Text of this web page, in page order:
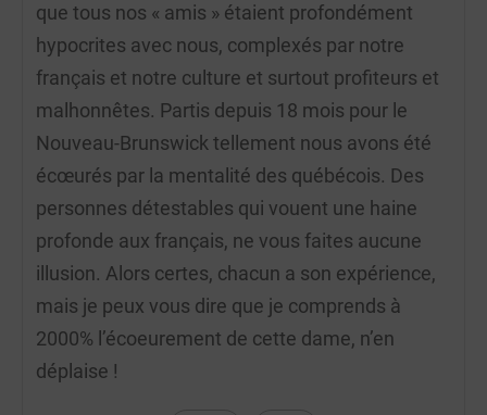
que tous nos « amis » étaient profondément
hypocrites avec nous, complexés par notre
français et notre culture et surtout profiteurs et
malhonnêtes. Partis depuis 18 mois pour le
Nouveau-Brunswick tellement nous avons été
écœurés par la mentalité des québécois. Des
personnes détestables qui vouent une haine
profonde aux français, ne vous faites aucune
illusion. Alors certes, chacun a son expérience,
mais je peux vous dire que je comprends à
2000% l’écoeurement de cette dame, n’en
déplaise !